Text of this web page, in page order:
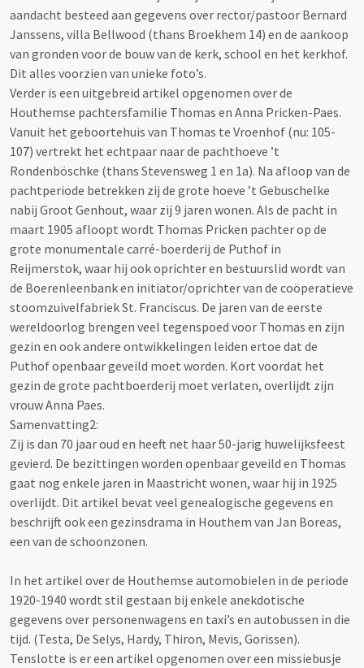
aandacht besteed aan gegevens over rector/pastoor Bernard
Janssens, villa Bellwood (thans Broekhem 14) en de aankoop
van gronden voor de bouw van de kerk, school en het kerkhof.
Dit alles voorzien van unieke foto’s.
Verder is een uitgebreid artikel opgenomen over de
Houthemse pachtersfamilie Thomas en Anna Pricken-Paes.
Vanuit het geboortehuis van Thomas te Vroenhof (nu: 105-
107) vertrekt het echtpaar naar de pachthoeve ’t
Rondenböschke (thans Stevensweg 1 en 1a). Na afloop van de
pachtperiode betrekken zij de grote hoeve ’t Gebuschelke
nabij Groot Genhout, waar zij 9 jaren wonen. Als de pacht in
maart 1905 afloopt wordt Thomas Pricken pachter op de
grote monumentale carré-boerderij de Puthof in
Reijmerstok, waar hij ook oprichter en bestuurslid wordt van
de Boerenleenbank en initiator/oprichter van de coöperatieve
stoomzuivelfabriek St. Franciscus. De jaren van de eerste
wereldoorlog brengen veel tegenspoed voor Thomas en zijn
gezin en ook andere ontwikkelingen leiden ertoe dat de
Puthof openbaar geveild moet worden. Kort voordat het
gezin de grote pachtboerderij moet verlaten, overlijdt zijn
vrouw Anna Paes.
Samenvatting2:
Zij is dan 70 jaar oud en heeft net haar 50-jarig huwelijksfeest
gevierd. De bezittingen worden openbaar geveild en Thomas
gaat nog enkele jaren in Maastricht wonen, waar hij in 1925
overlijdt. Dit artikel bevat veel genealogische gegevens en
beschrijft ook een gezinsdrama in Houthem van Jan Boreas,
een van de schoonzonen.
In het artikel over de Houthemse automobielen in de periode
1920-1940 wordt stil gestaan bij enkele anekdotische
gegevens over personenwagens en taxi’s en autobussen in die
tijd. (Testa, De Selys, Hardy, Thiron, Mevis, Gorissen).
Tenslotte is er een artikel opgenomen over een missiebusje